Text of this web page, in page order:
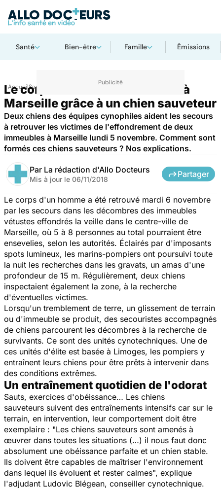
Santé Bien-être Famille Émissions
AccueilSanté
Le corps d'un homme retrouvé à
Marseille grâce à un chien sauveteur
Deux chiens des équipes cynophiles aident les secours
à retrouver les victimes de l'effondrement de deux
immeubles à Marseille lundi 5 novembre. Comment sont
formés ces chiens sauveteurs ? Nos explications.
Par La rédaction d'Allo Docteurs
Mis à jour le 06/11/2018
Partager
Le corps d'un homme a été retrouvé mardi 6 novembre
par les secours dans les décombres des immeubles
vétustes effondrés la veille dans le centre-ville de
Marseille, où 5 à 8 personnes au total pourraient être
ensevelies, selon les autorités. Éclairés par d'imposants
spots lumineux, les marins-pompiers ont poursuivi toute
la nuit les recherches dans les gravats, un amas d'une
profondeur de 15 m. Régulièrement, deux chiens
inspectaient également la zone, à la recherche
d'éventuelles victimes.
Lorsqu'un tremblement de terre, un glissement de terrain
ou d'immeuble se produit, des secouristes accompagnés
de chiens parcourent les décombres à la recherche de
survivants. Ce sont des unités cynotechniques. Une de
ces unités d'élite est basée à Limoges, les pompiers y
entraînent leurs chiens pour être prêts à intervenir dans
des conditions extrêmes.
Un entraînement quotidien de l'odorat
Sauts, exercices d'obéissance… Les chiens
sauveteurs suivent des entraînements intensifs car sur le
terrain, en intervention, leur comportement doit être
exemplaire : "Les chiens sauveteurs sont amenés à
œuvrer dans toutes les situations (…) il nous faut donc
absolument une obéissance parfaite et un chien stable.
Ils doivent être capables de maîtriser l'environnement
dans lequel ils évoluent et rester calmes", explique
l'adjudant Ludovic Blégean, conseiller cynotechnique.